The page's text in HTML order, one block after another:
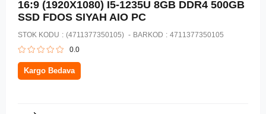
16:9 (1920X1080) I5-1235U 8GB DDR4 500GB
SSD FDOS SIYAH AIO PC
STOK KODU (4711377350105) BARKOD : 4711377350105
0.0
Kargo Bedava